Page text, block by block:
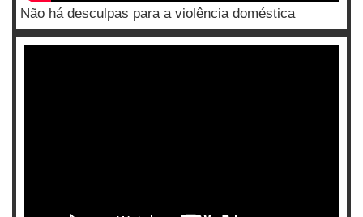
Não há desculpas para a violência doméstica